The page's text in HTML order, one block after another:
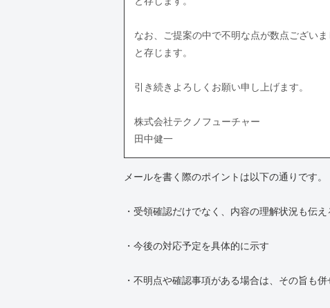
なお、ご提案の中で不明な点が数点ござい
と存じます。
引き続きよろしくお願い申し上げます。
株式会社テクノフューチャー
田中健一
メールを書く際のポイントは以下の通りです。
・受領確認だけでなく、内容の理解状況も伝え
・今後の対応予定を具体的に示す
・不明点や確認事項がある場合は、その旨も併